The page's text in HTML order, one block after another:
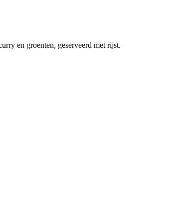
en groenten, geserveerd met rijst.